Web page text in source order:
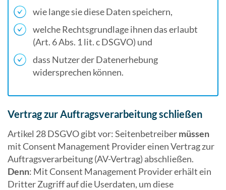
wie lange sie diese Daten speichern,
welche Rechtsgrundlage ihnen das erlaubt
(Art. 6 Abs. 1 lit. c DSGVO) und
dass Nutzer der Datenerhebung
widersprechen können.
Vertrag zur Auftragsverarbeitung schließen
Artikel 28 DSGVO gibt vor: Seitenbetreibermüssen
mit Consent Management Provider einen Vertrag zur
Auftragsverarbeitung (AV-Vertrag) abschließen.
Denn: Mit Consent Management Provider erhält ein
Dritter Zugriff auf die Userdaten, um diese